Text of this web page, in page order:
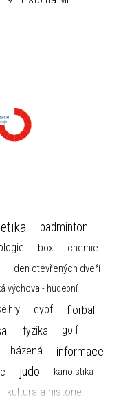
badminton
box chemie
den otevřených dveří
výchova - hudební
hry eyof florbal
fyzika golf
házená informace
judo
kanoistika
kultura a historie